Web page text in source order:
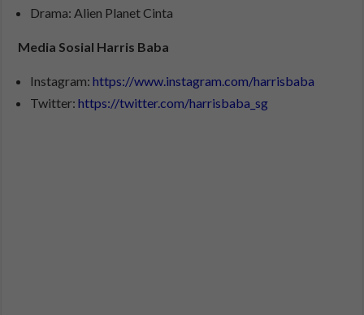
Drama: Alien Planet Cinta
Media Sosial Harris Baba
Instagram:https://www.instagram.com/harrisbaba
Twitter:https://twitter.com/harrisbaba_sg